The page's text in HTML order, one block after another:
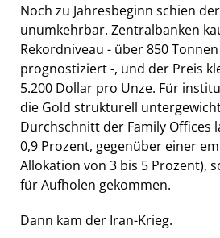
Noch zu Jahresbeginn schien
unumkehrbar. Zentralbanken
Rekordniveau - über 850
prognostiziert -, und der Preis
5.200 Dollar pro Unze. Für
die Gold strukturell
Durchschnitt der Family Offices
0,9 Prozent, gegenüber einer
Allokation von 3 bis 5 Prozent),
für Aufholen gekommen.
Dann kam der Iran-Krieg.